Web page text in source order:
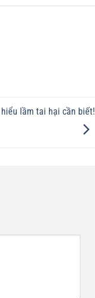
lầm tai hại cần biết!